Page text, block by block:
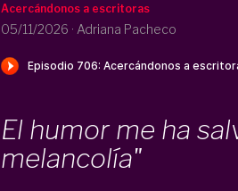
Acercándonos a escritoras
05/11/2026 · Adriana Pacheco
El humor me ha
melancolía"